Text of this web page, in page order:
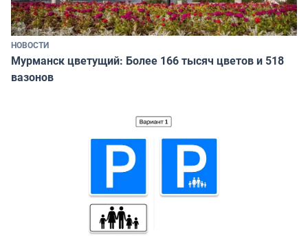
НОВОСТИ
Мурманск цветущий: Более 166 тысяч цветов и 518
вазонов